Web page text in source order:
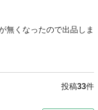
無くなったので出品しま
投稿33件